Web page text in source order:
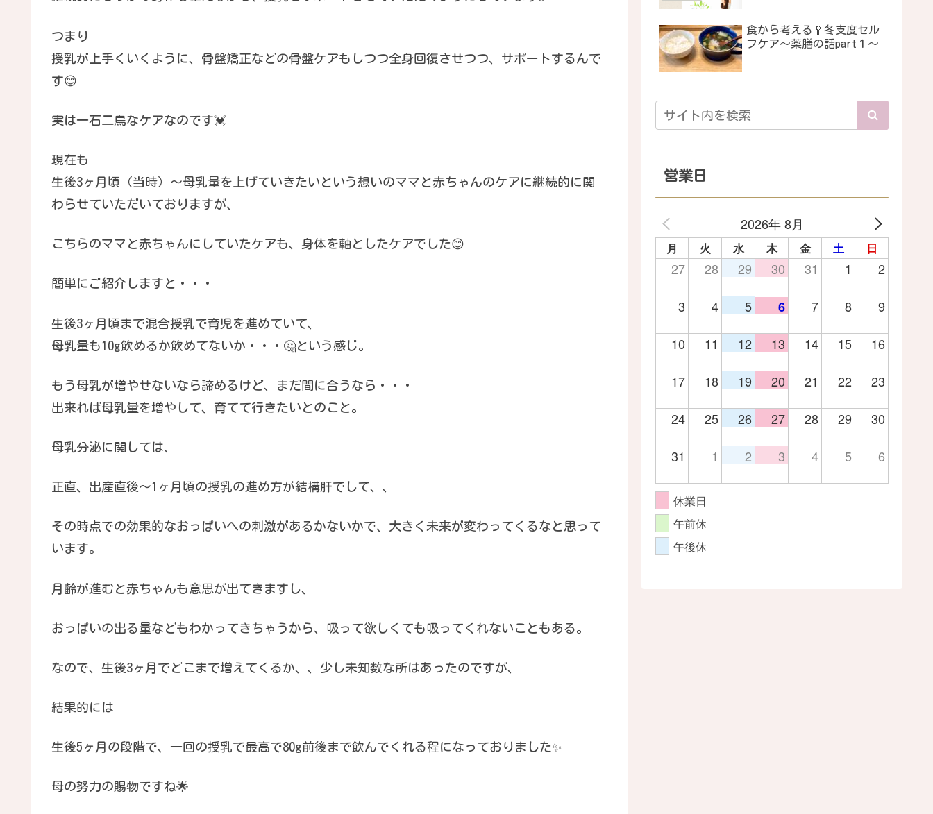
つまり
授乳が上手くいくように、骨盤矯正などの骨盤ケアもしつつ全身回復させつつ、サポートするんで
す😊
実は一石二鳥なケアなのです💓
現在も
生後3ヶ月頃（当時）〜母乳量を上げていきたいという想いのママと赤ちゃんのケアに継続的に関
わらせていただいておりますが、
こちらのママと赤ちゃんにしていたケアも、身体を軸としたケアでした😊
簡単にご紹介しますと・・・
生後3ヶ月頃まで混合授乳で育児を進めていて、
母乳量も10g飲めるか飲めてないか・・・🤔という感じ。
もう母乳が増やせないなら諦めるけど、まだ間に合うなら・・・
出来れば母乳量を増やして、育てて行きたいとのこと。
母乳分泌に関しては、
正直、出産直後〜1ヶ月頃の授乳の進め方が結構肝でして、、
その時点での効果的なおっぱいへの刺激があるかないかで、大きく未来が変わってくるなと思って
います。
月齢が進むと赤ちゃんも意思が出てきますし、
おっぱいの出る量などもわかってきちゃうから、吸って欲しくても吸ってくれないこともある。
なので、生後3ヶ月でどこまで増えてくるか、、少し未知数な所はあったのですが、
結果的には
生後5ヶ月の段階で、一回の授乳で最高で80g前後まで飲んでくれる程になっておりました✨
母の努力の賜物ですね🌟
食から考える🥄冬支度セル
フケア〜薬膳の話part１〜
営業日
2026年 8月
月 火 水 木 金 土 日
27 28 29 30 31 1 2
3 4 5 6 7 8 9
10 11 12 13 14 15 16
17 18 19 20 21 22 23
24 25 26 27 28 29 30
31 1 2 3 4 5 6
休業日
午前休
午後休